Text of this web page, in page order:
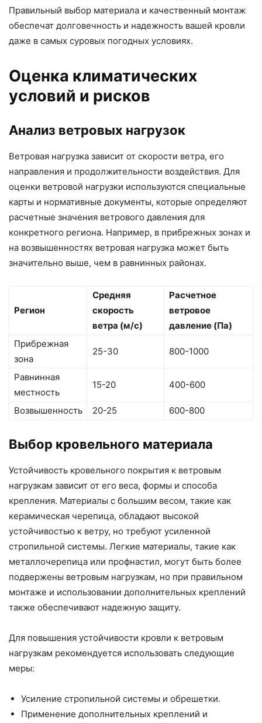
Правильный выбор материала и качественный монтаж
обеспечат долговечность и надежность вашей кровли
даже в самых суровых погодных условиях.
Оценка климатических
условий и рисков
Анализ ветровых нагрузок
Ветровая нагрузка зависит от скорости ветра, его
направления и продолжительности воздействия. Для
оценки ветровой нагрузки используются специальные
карты и нормативные документы, которые определяют
расчетные значения ветрового давления для
конкретного региона. Например, в прибрежных зонах и
на возвышенностях ветровая нагрузка может быть
значительно выше, чем в равнинных районах.
Регион
Средняя
скорость
ветра (м/с)
Расчетное
ветровое
давление (Па)
Прибрежная
зона
25-30 800-1000
Равнинная
местность
15-20 400-600
Возвышенность 20-25 600-800
Выбор кровельного материала
Устойчивость кровельного покрытия к ветровым
нагрузкам зависит от его веса, формы и способа
крепления. Материалы с большим весом, такие как
керамическая черепица, обладают высокой
устойчивостью к ветру, но требуют усиленной
стропильной системы. Легкие материалы, такие как
металлочерепица или профнастил, могут быть более
подвержены ветровым нагрузкам, но при правильном
монтаже и использовании дополнительных креплений
также обеспечивают надежную защиту.
Для повышения устойчивости кровли к ветровым
нагрузкам рекомендуется использовать следующие
меры:
Усиление стропильной системы и обрешетки.
Применение дополнительных креплений и